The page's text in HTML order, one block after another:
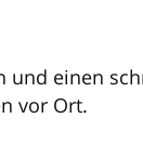
einen
vor Ort.